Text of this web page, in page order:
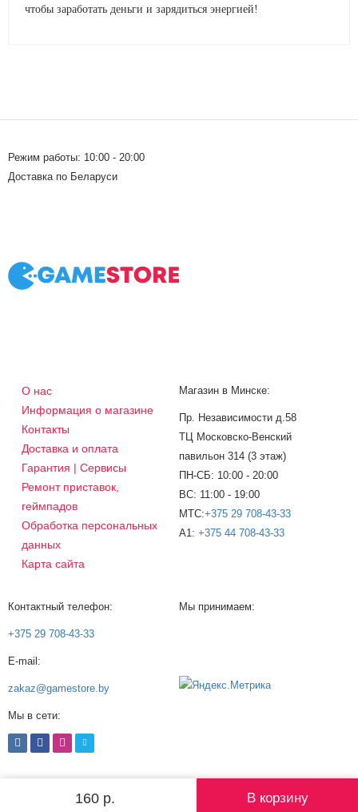
160 р. В корзину
чтобы заработать деньги и зарядиться энергией!
Режим работы: 10:00 - 20:00
Доставка по Беларуси
© 2008-2026 gamestore.by ®
О нас
Информация о магазине
Контакты
Доставка и оплата
Гарантия | Сервисы
Ремонт приставок,
геймпадов
Обработка персональных
данных
Карта сайта
Магазин в Минске:
Пр. Независимости д.58
ТЦ Московско-Венский
павильон 314 (3 этаж)
ПН-СБ: 10:00 - 20:00
ВС: 11:00 - 19:00
МТС:+375 29 708-43-33
A1: +375 44 708-43-33
Контактный телефон:
+375 29 708-43-33
E-mail:
zakaz@gamestore.by
Мы в сети:
Мы принимаем: